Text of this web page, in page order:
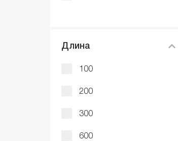
Длина
100
200
300
600